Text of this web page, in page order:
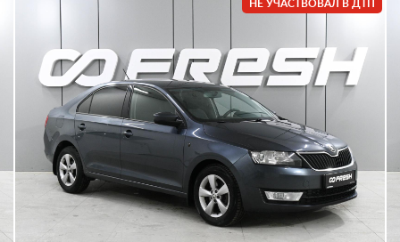
НЕ УЧАСТВОВАЛ В ДТП